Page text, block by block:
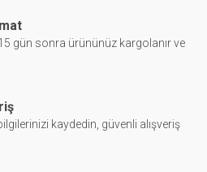
gün sonra ürününüz kargolanır ve
kaydedin, güvenli alışveriş